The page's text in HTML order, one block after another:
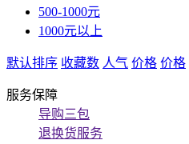
500-1000元
1000元以上
默认排序 收藏数 人气 价格 价格
服务保障
导购三包
退换货服务